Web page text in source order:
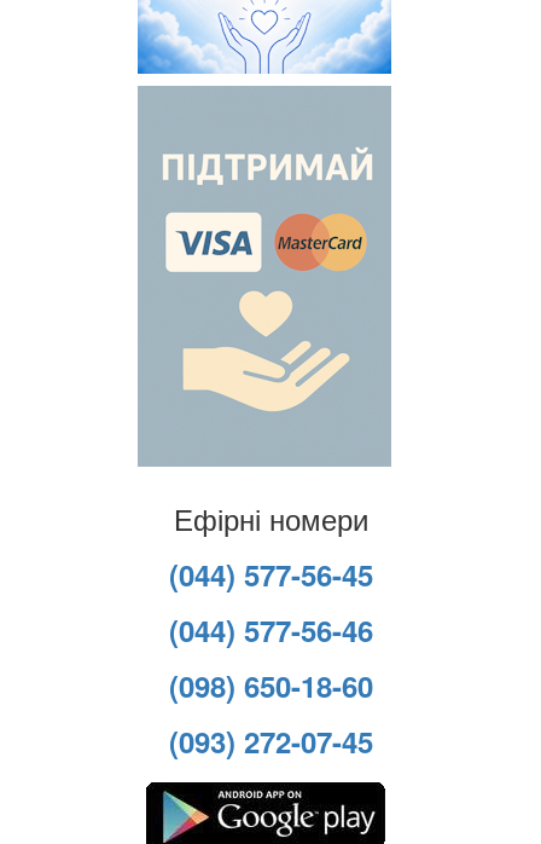
Ефірні номери
(044) 577-56-45
(044) 577-56-46
(098) 650-18-60
(093) 272-07-45